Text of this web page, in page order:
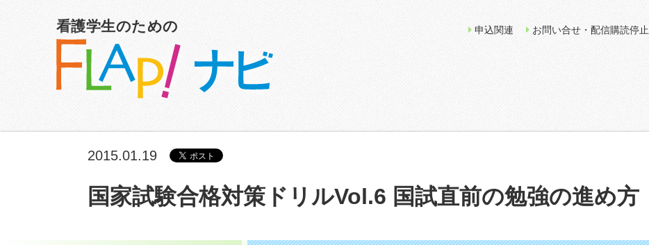
看護学生のための 申込関連 お問い合せ・配信購読停止
2015.01.19
国家試験合格対策ドリルVol.6 国試直前の勉強の進め方